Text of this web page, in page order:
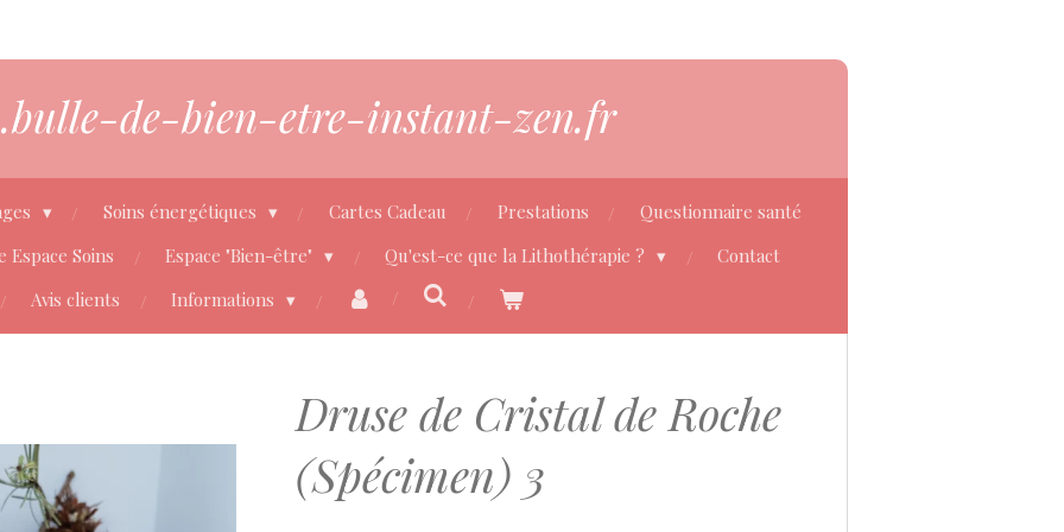
de-bien-etre-instant-zen.fr
Soins énergétiques Cartes Cadeau Prestations
Questionnaire santé
Espace Soins Espace "Bien-être" Qu'est-ce que la Lithothérapie ?
Contact
Avis clients
Informations
Druse de Cristal de Roche
(Spécimen) 3